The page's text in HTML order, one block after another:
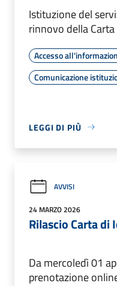
Istituzione del
rinnovo della
Accesso
Comunicazione
LEGGI DI PIÙ
AVVISI
24 MARZO 2026
Rilascio Carta di
Da mercoledì 01
prenotazione